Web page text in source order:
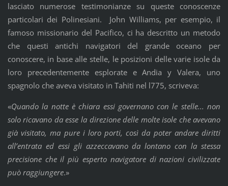
lasciato numerose testimonianze su queste conoscenze
particolari dei Polinesiani. John Williams, per esempio, il
famoso missionario del Pacifico, ci ha descritto un metodo
che questi antichi navigatori del grande oceano per
conoscere, in base alle stelle, le posizioni delle varie isole da
loro precedentemente esplorate e Andia y Valera, uno
spagnolo che aveva visitato in Tahiti nel l775, scriveva:
«Quando la notte è chiara essi governano con le stelle... non
solo ricavano da esse la direzione delle molte isole che avevano
già visitato, ma pure i loro porti, così da poter andare diritti
all’entrata ed essi gli azzeccavano da lontano con la stessa
precisione che il più esperto navigatore di nazioni civilizzate
può raggiungere.»